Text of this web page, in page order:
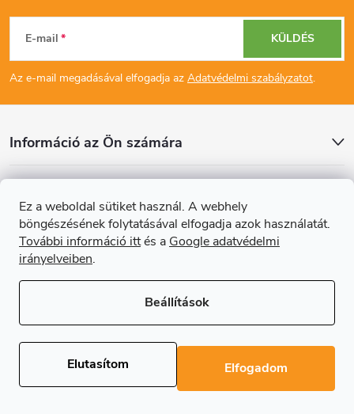
Ez a weboldal sütiket használ. A webhely
böngészésének folytatásával elfogadja azok használatát.
További információ ittés a Google adatvédelmi
irányelveiben.
Beállítások
Elutasítom Elfogadom
L
á
b
é
E-mail
Az e-mail megadásával elfogadja az Adatvédelmi szabályzatot.
KÜLDÉS
Információ az Ön számára
Online fizetési lehetőséget biztosítunk
Shoptet Premium készítette
Copyright 2026Regals.hu. Minden jog fenntartva.Süti beállítások
szerkesztése